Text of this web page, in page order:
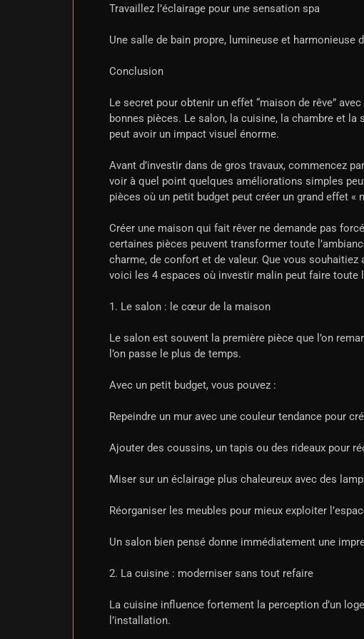
Travaillez l’éclairage pour une sensation spa
Une salle de bain propre, lumineuse et
Conclusion
Le secret pour obtenir un effet “maison de rêve”
bonnes pièces. Le salon, la cuisine, la chambre et
peut avoir un impact visuel énorme.
Avant d’investir dans de gros travaux, commencez
voir à quel point quelques améliorations simples
pièces où un petit budget peut créer un grand effet «
Créer une maison qui fait rêver ne demande pas
certaines pièces peuvent transformer toute
charme, de confort et de valeur. Que vous
voici les 4 espaces où investir malin peut faire toute
1. Le salon : le cœur de la maison
Le salon est souvent la première pièce que l’on
l’on passe le plus de temps.
Avec un petit budget, vous pouvez :
Repeindre un mur avec une couleur tendance pour
Ajouter des coussins, un tapis ou des rideaux pour
Miser sur un éclairage plus chaleureux avec des
Réorganiser les meubles pour mieux exploiter
Un salon bien pensé donne immédiatement une
2. La cuisine : moderniser sans tout refaire
La cuisine influence fortement la perception d’un
l’installation.